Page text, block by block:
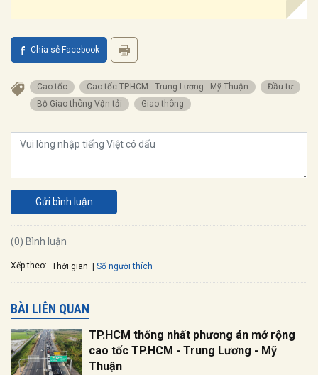
Chia sẻ Facebook
cao tốc cao tốc TP.HCM - Trung Lương - Mỹ Thuận
đầu tư
Bộ Giao thông Vận tải
giao thông
Gửi bình luận
(0) Bình luận
Xếp theo: Thời gian Số người thích
BÀI LIÊN QUAN
TP.HCM thống nhất phương án mở rộng
cao tốc TP.HCM - Trung Lương - Mỹ
Thuận